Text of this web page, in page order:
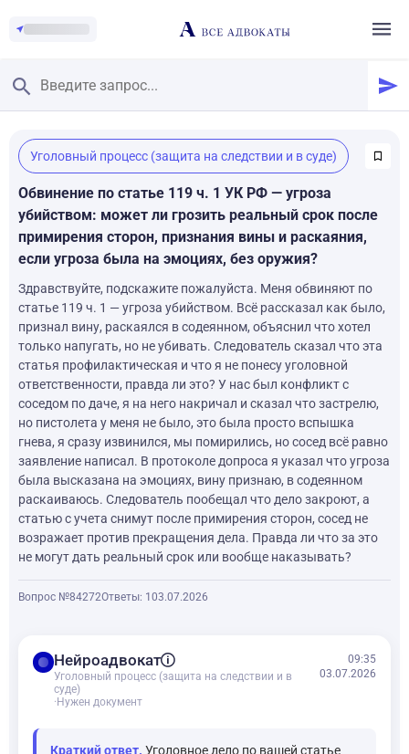
Главная
/
Смотреть заданные вопросы
/
Задать вопрос
Уголовный процесс (защита на следствии и в суде)
Обвинение по статье 119 ч. 1 УК РФ — угроза
убийством: может ли грозить реальный срок после
примирения сторон, признания вины и раскаяния,
если угроза была на эмоциях, без оружия?
Здравствуйте, подскажите пожалуйста. Меня обвиняют по
статье 119 ч. 1 — угроза убийством. Всё рассказал как было,
признал вину, раскаялся в содеянном, объяснил что хотел
только напугать, но не убивать. Следователь сказал что эта
статья профилактическая и что я не понесу уголовной
ответственности, правда ли это? У нас был конфликт с
соседом по даче, я на него накричал и сказал что застрелю,
но пистолета у меня не было, это была просто вспышка
гнева, я сразу извинился, мы помирились, но сосед всё равно
заявление написал. В протоколе допроса я указал что угроза
была высказана на эмоциях, вину признаю, в содеянном
раскаиваюсь. Следователь пообещал что дело закроют, а
статью с учета снимут после примирения сторон, сосед не
возражает против прекращения дела. Правда ли что за это
не могут дать реальный срок или вообще наказывать?
Вопрос №84272Ответы: 1 03.07.2026
balanceНейроадвокат
Уголовный процесс (защита на следствии и в
суде)
· Нужен документ
09:35
03.07.2026
Краткий ответ. Уголовное дело по вашей статье